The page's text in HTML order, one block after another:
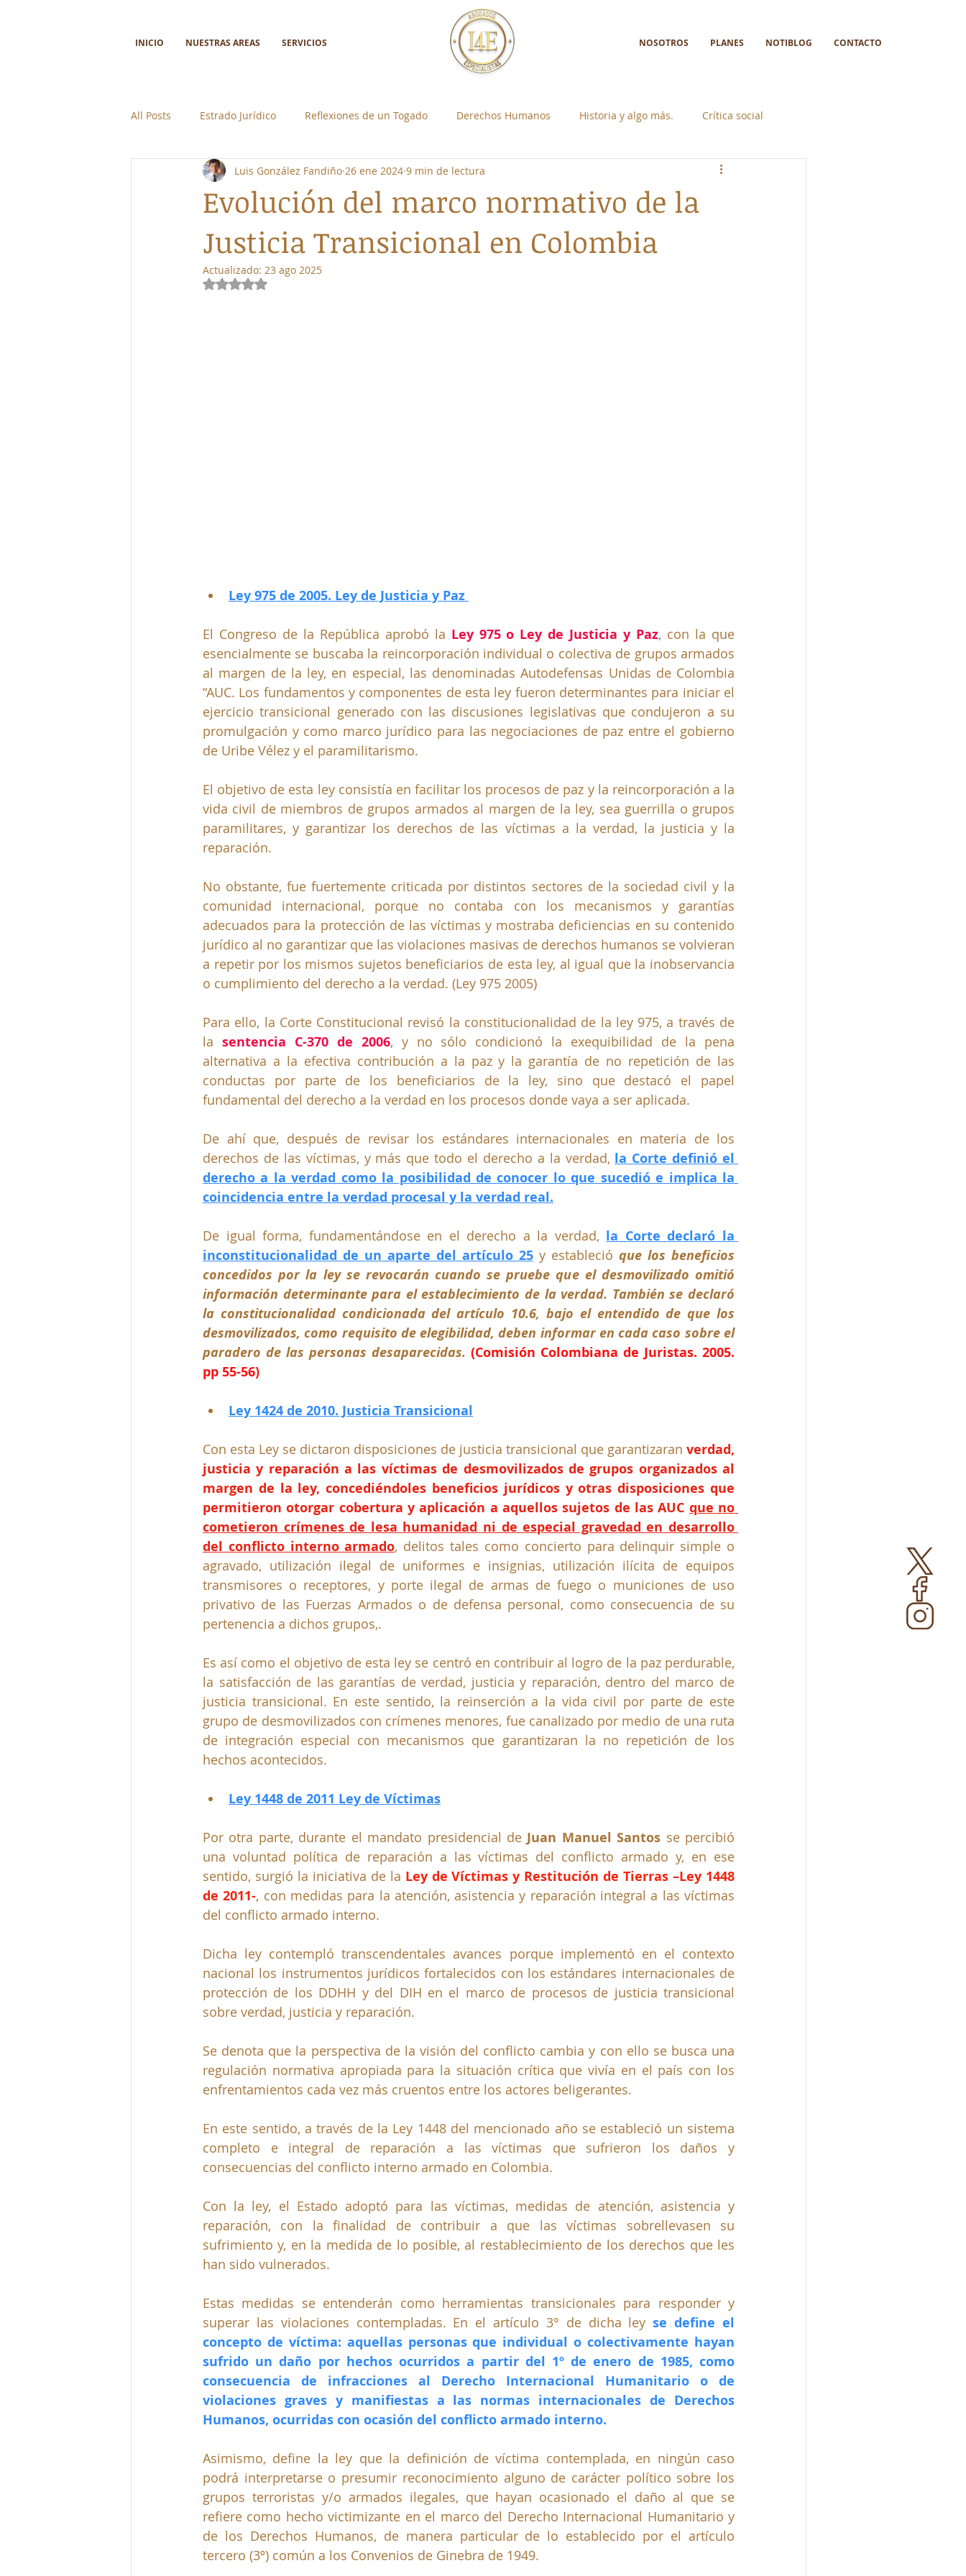
INICIO NUESTRAS AREAS SERVICIOS NOSOTROS PLANES NOTIBLOG CONTACTO
All Posts Estrado Jurídico Reflexiones de un Togado Derechos Humanos Historia y algo más. Crítica social
Ciencia y tecnología Colabora con Nosotros Control Social Individual
Evolución del marco normativo de la
Justicia Transicional en Colombia
Luis González Fandiño 26 ene 2024 9 min de lectura
Actualizado: 23 ago 2025
Obtuvo NaN de 5 estrellas.
Ley 975 de 2005. Ley de Justicia y Paz
El Congreso de la República aprobó la Ley 975 o Ley de Justicia y Paz, con la que
esencialmente se buscaba la reincorporación individual o colectiva de grupos armados
al margen de la ley, en especial, las denominadas Autodefensas Unidas de Colombia
“AUC. Los fundamentos y componentes de esta ley fueron determinantes para iniciar el
ejercicio transicional generado con las discusiones legislativas que condujeron a su
promulgación y como marco jurídico para las negociaciones de paz entre el gobierno
de Uribe Vélez y el paramilitarismo.
El objetivo de esta ley consistía en facilitar los procesos de paz y la reincorporación a la
vida civil de miembros de grupos armados al margen de la ley, sea guerrilla o grupos
paramilitares, y garantizar los derechos de las víctimas a la verdad, la justicia y la
reparación.
No obstante, fue fuertemente criticada por distintos sectores de la sociedad civil y la
comunidad internacional, porque no contaba con los mecanismos y garantías
adecuados para la protección de las víctimas y mostraba deficiencias en su contenido
jurídico al no garantizar que las violaciones masivas de derechos humanos se volvieran
a repetir por los mismos sujetos beneficiarios de esta ley, al igual que la inobservancia
o cumplimiento del derecho a la verdad. (Ley 975 2005)
Para ello, la Corte Constitucional revisó la constitucionalidad de la ley 975, a través de
la sentencia C-370 de 2006, y no sólo condicionó la exequibilidad de la pena
alternativa a la efectiva contribución a la paz y la garantía de no repetición de las
conductas por parte de los beneficiarios de la ley, sino que destacó el papel
fundamental del derecho a la verdad en los procesos donde vaya a ser aplicada.
De ahí que, después de revisar los estándares internacionales en materia de los
derechos de las víctimas, y más que todo el derecho a la verdad, la Corte definió el
derecho a la verdad como la posibilidad de conocer lo que sucedió e implica la
coincidencia entre la verdad procesal y la verdad real.
De igual forma, fundamentándose en el derecho a la verdad, la Corte declaró la
inconstitucionalidad de un aparte del artículo 25 y estableció que los beneficios
concedidos por la ley se revocarán cuando se pruebe que el desmovilizado omitió
información determinante para el establecimiento de la verdad. También se declaró
la constitucionalidad condicionada del artículo 10.6, bajo el entendido de que los
desmovilizados, como requisito de elegibilidad, deben informar en cada caso sobre el
paradero de las personas desaparecidas. (Comisión Colombiana de Juristas. 2005.
pp 55-56)
Ley 1424 de 2010. Justicia Transicional
Con esta Ley se dictaron disposiciones de justicia transicional que garantizaran verdad,
justicia y reparación a las víctimas de desmovilizados de grupos organizados al
margen de la ley, concediéndoles beneficios jurídicos y otras disposiciones que
permitieron otorgar cobertura y aplicación a aquellos sujetos de las AUC que no
cometieron crímenes de lesa humanidad ni de especial gravedad en desarrollo
del conflicto interno armado, delitos tales como concierto para delinquir simple o
agravado, utilización ilegal de uniformes e insignias, utilización ilícita de equipos
transmisores o receptores, y porte ilegal de armas de fuego o municiones de uso
privativo de las Fuerzas Armados o de defensa personal, como consecuencia de su
pertenencia a dichos grupos,.
Es así como el objetivo de esta ley se centró en contribuir al logro de la paz perdurable,
la satisfacción de las garantías de verdad, justicia y reparación, dentro del marco de
justicia transicional. En este sentido, la reinserción a la vida civil por parte de este
grupo de desmovilizados con crímenes menores, fue canalizado por medio de una ruta
de integración especial con mecanismos que garantizaran la no repetición de los
hechos acontecidos.
Ley 1448 de 2011 Ley de Víctimas
Por otra parte, durante el mandato presidencial de Juan Manuel Santos se percibió
una voluntad política de reparación a las víctimas del conflicto armado y, en ese
sentido, surgió la iniciativa de la Ley de Víctimas y Restitución de Tierras –Ley 1448
de 2011-, con medidas para la atención, asistencia y reparación integral a las víctimas
del conflicto armado interno.
Dicha ley contempló transcendentales avances porque implementó en el contexto
nacional los instrumentos jurídicos fortalecidos con los estándares internacionales de
protección de los DDHH y del DIH en el marco de procesos de justicia transicional
sobre verdad, justicia y reparación.
Se denota que la perspectiva de la visión del conflicto cambia y con ello se busca una
regulación normativa apropiada para la situación crítica que vivía en el país con los
enfrentamientos cada vez más cruentos entre los actores beligerantes.
En este sentido, a través de la Ley 1448 del mencionado año se estableció un sistema
completo e integral de reparación a las víctimas que sufrieron los daños y
consecuencias del conflicto interno armado en Colombia.
Con la ley, el Estado adoptó para las víctimas, medidas de atención, asistencia y
reparación, con la finalidad de contribuir a que las víctimas sobrellevasen su
sufrimiento y, en la medida de lo posible, al restablecimiento de los derechos que les
han sido vulnerados.
Estas medidas se entenderán como herramientas transicionales para responder y
superar las violaciones contempladas. En el artículo 3° de dicha ley se define el
concepto de víctima: aquellas personas que individual o colectivamente hayan
sufrido un daño por hechos ocurridos a partir del 1º de enero de 1985, como
consecuencia de infracciones al Derecho Internacional Humanitario o de
violaciones graves y manifiestas a las normas internacionales de Derechos
Humanos, ocurridas con ocasión del conflicto armado interno.
Asimismo, define la ley que la definición de víctima contemplada, en ningún caso
podrá interpretarse o presumir reconocimiento alguno de carácter político sobre los
grupos terroristas y/o armados ilegales, que hayan ocasionado el daño al que se
refiere como hecho victimizante en el marco del Derecho Internacional Humanitario y
de los Derechos Humanos, de manera particular de lo establecido por el artículo
tercero (3º) común a los Convenios de Ginebra de 1949.